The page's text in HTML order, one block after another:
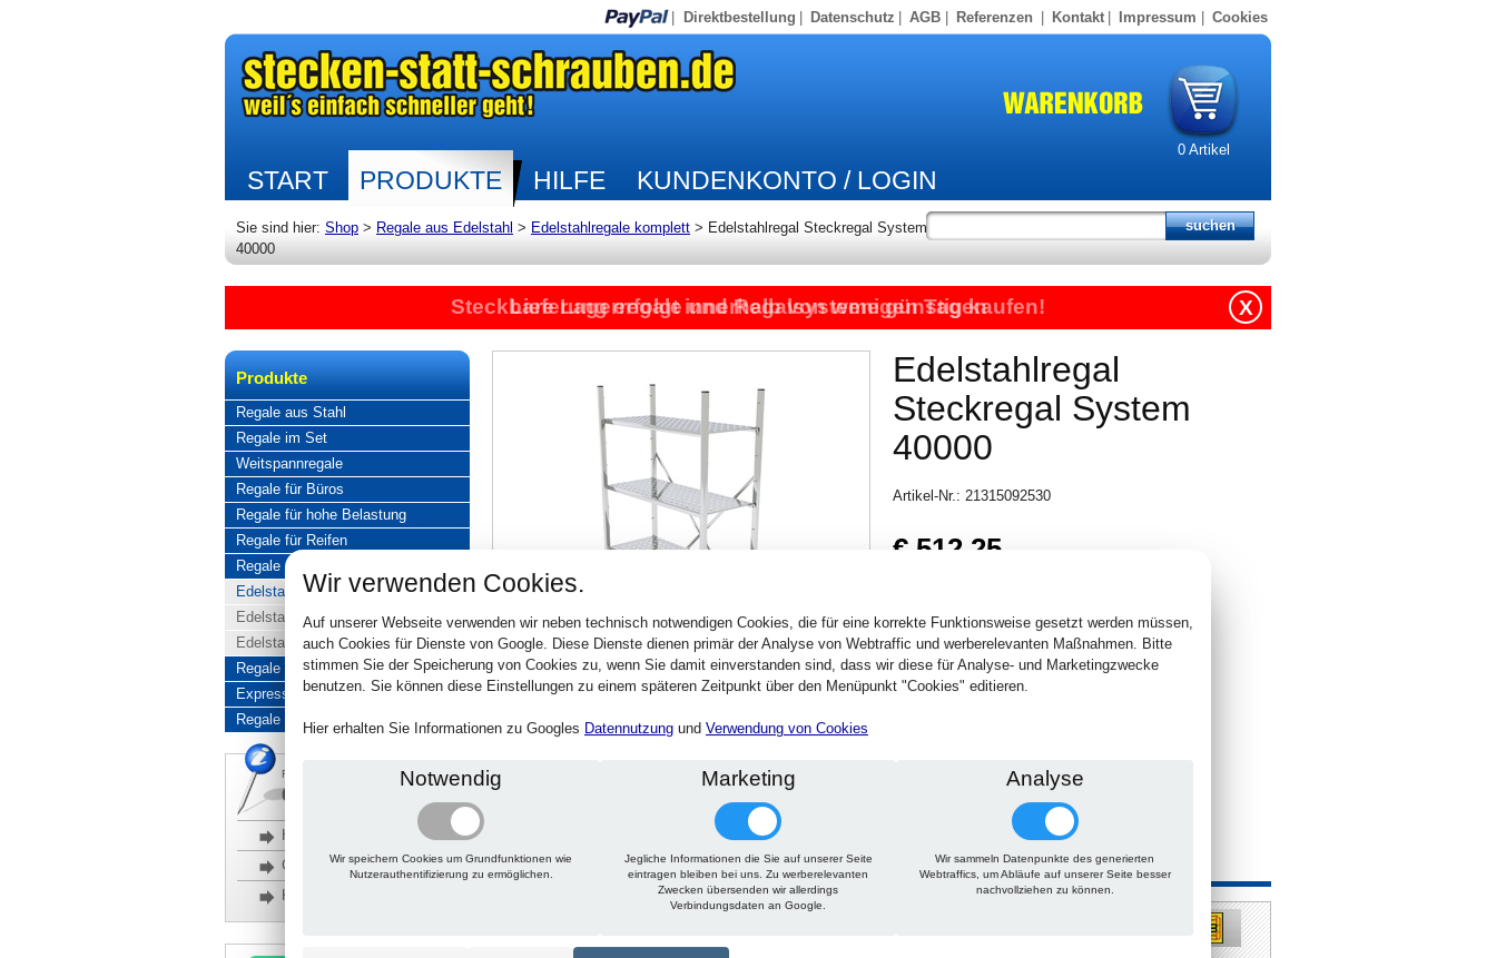
Direktbestellung Datenschutz AGB Referenzen Kontakt Impressum Cookies
0Artikel
START PRODUKTE HILFE KUNDENKONTO / LOGIN
Sie sind hier: Shop > Regale aus Edelstahl > Edelstahlregale komplett > Edelstahlregal Steckregal System
40000
Steckbare Lagerregale und Regalsysteme günstig kaufen!
Lieferung erfolgt innerhalb von wenigen Tagen X
Produkte
Regale aus Stahl
Regale im Set
Weitspannregale
Regale für Büros
Regale für hohe Belastung
Regale für Reifen
Regale aus Edelstahl
Edelstahlregale komplett
Edelstahlregal Baukasten
Edelstahlregal Kombinationen
Regale aus Aluminium
Express-Produkte
Regale Reduziert
Rückfragen, Hilfe, Bestellen?
06201 690095-0
Häufige Fragen
Glossar
Kontakt
Edelstahlregal
Steckregal System
40000
Artikel-Nr.: 21315092530
€ 512,25
Stck.
Technische Daten Beschreibung Zu diesem Artikel passt auch
300 mm
Wir verwenden Cookies.
Auf unserer Webseite verwenden wir neben technisch notwendigen Cookies, die für eine korrekte Funktionsweise gesetzt werden müssen,
auch Cookies für Dienste von Google. Diese Dienste dienen primär der Analyse von Webtraffic und werberelevanten Maßnahmen. Bitte
stimmen Sie der Speicherung von Cookies zu, wenn Sie damit einverstanden sind, dass wir diese für Analyse- und Marketingzwecke
benutzen. Sie können diese Einstellungen zu einem späteren Zeitpunkt über den Menüpunkt "Cookies" editieren.
Hier erhalten Sie Informationen zu Googles Datennutzung und Verwendung von Cookies
Notwendig
Wir speichern Cookies um Grundfunktionen wie
Nutzerauthentifizierung zu ermöglichen.
Marketing
Jegliche Informationen die Sie auf unserer Seite
eintragen bleiben bei uns. Zu werberelevanten
Zwecken übersenden wir allerdings
Verbindungsdaten an Google.
Analyse
Wir sammeln Datenpunkte des generierten
Webtraffics, um Abläufe auf unserer Seite besser
nachvollziehen zu können.